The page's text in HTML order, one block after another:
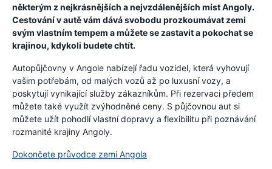
některým z nejkrásnějších a nejvzdálenějších míst Angoly.
Cestování v autě vám dává svobodu prozkoumávat zemi
svým vlastním tempem a můžete se zastavit a pokochat se
krajinou, kdykoli budete chtít.
Autopůjčovny v Angole nabízejí řadu vozidel, která vyhovují
vašim potřebám, od malých vozů až po luxusní vozy, a
poskytují vynikající služby zákazníkům. Při rezervaci předem
můžete také využít zvýhodněné ceny. S půjčovnou aut si
můžete užít pohodlí vlastní dopravy a flexibilitu při poznávání
rozmanité krajiny Angoly.
Dokončete průvodce zemí Angola